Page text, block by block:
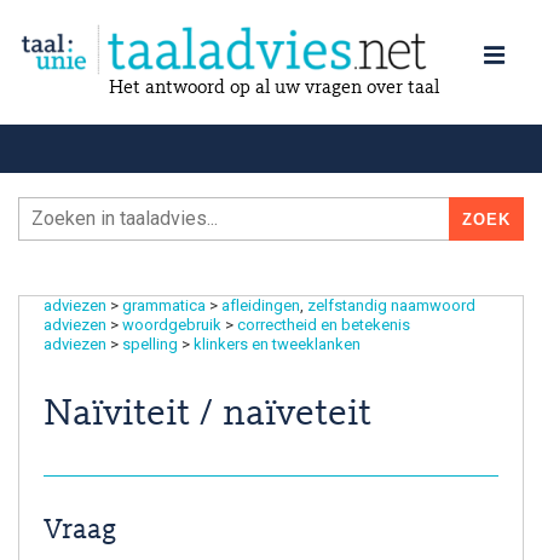
Het antwoord op al uw vragen over taal
adviezen > grammatica > afleidingen zelfstandig naamwoord
adviezen > woordgebruik > correctheid en betekenis
adviezen > spelling > klinkers en tweeklanken
Naïviteit / naïveteit
Vraag